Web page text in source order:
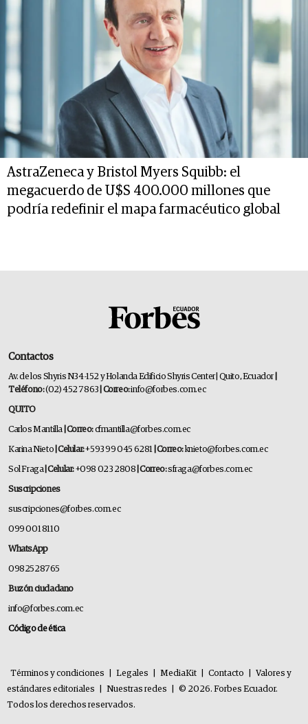
AstraZeneca y Bristol Myers Squibb: el
megacuerdo de U$S 400.000 millones que
podría redefinir el mapa farmacéutico global
Contactos
Av. de los Shyris N34-152 y Holanda Edificio Shyris Center | Quito, Ecuador
Teléfono:(02) 452 7863 | Correo:info@forbes.com.ec
QUITO
Carlos Mantilla | Correo:cfmantilla@forbes.com.ec
Karina Nieto | Celular:+593 99 045 6281 | Correo:knieto@forbes.com.ec
Sol Fraga| Celular:+098 023 2808 | Correo:sfraga@forbes.com.ec
Suscripciones
suscripciones@forbes.com.ec
099 001 8110
WhatsApp
0982528765
Buzón ciudadano
info@forbes.com.ec
Código de ética
Términos y condiciones Legales MediaKit Contacto
Valores y
estándares editoriales
Nuestras redes
© 2026. Forbes Ecuador.
Todos los derechos reservados.